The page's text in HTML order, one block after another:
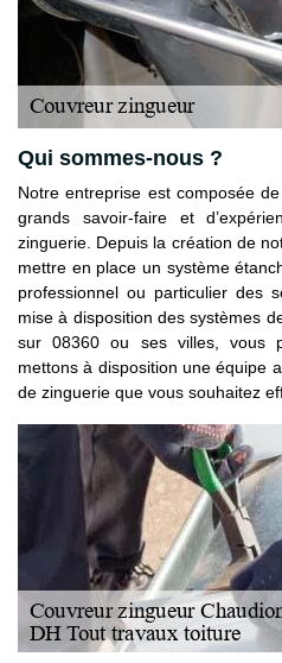
Qui sommes-nous ?
Notre entreprise est composée
grands savoir-faire et
zinguerie. Depuis la création de
mettre en place un système
professionnel ou particulier des
mise à disposition des systèmes
sur 08360 ou ses villes, vous
mettons à disposition une équipe
de zinguerie que vous souhaitez